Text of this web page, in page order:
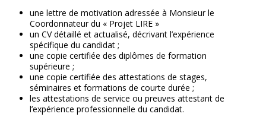
une lettre de motivation adressée à Monsieur le
Coordonnateur du « Projet LIRE »
un CV détaillé et actualisé, décrivant l’expérience
spécifique du candidat ;
une copie certifiée des diplômes de formation
supérieure ;
une copie certifiée des attestations de stages,
séminaires et formations de courte durée ;
les attestations de service ou preuves attestant de
l’expérience professionnelle du candidat.